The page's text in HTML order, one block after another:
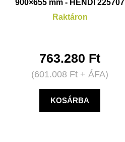
900×655 mm - HENDI 225707
Raktáron
763.280 Ft
(601.008 Ft + ÁFA)
KOSÁRBA